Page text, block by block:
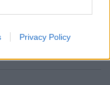
Privacy Policy